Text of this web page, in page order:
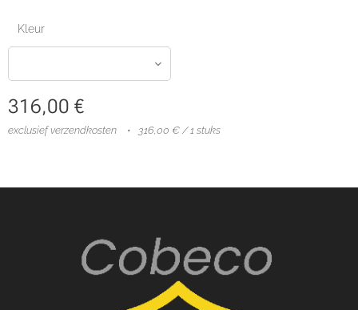
Kleur
316,00 €
exclusief verzendkosten 316,00 € / 1 stuks